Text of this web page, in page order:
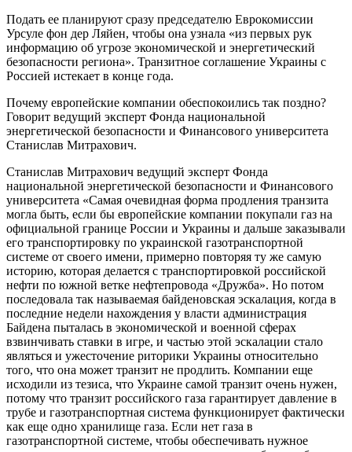
Подать ее планируют сразу председателю Еврокомиссии
Урсуле фон дер Ляйен, чтобы она узнала «из первых рук
информацию об угрозе экономической и энергетический
безопасности региона». Транзитное соглашение Украины с
Россией истекает в конце года.
Почему европейские компании обеспокоились так поздно?
Говорит ведущий эксперт Фонда национальной
энергетической безопасности и Финансового университета
Станислав Митрахович.
Станислав Митрахович ведущий эксперт Фонда
национальной энергетической безопасности и Финансового
университета «Самая очевидная форма продления транзита
могла быть, если бы европейские компании покупали газ на
официальной границе России и Украины и дальше заказывали
его транспортировку по украинской газотранспортной
системе от своего имени, примерно повторяя ту же самую
историю, которая делается с транспортировкой российской
нефти по южной ветке нефтепровода «Дружба». Но потом
последовала так называемая байденовская эскалация, когда в
последние недели нахождения у власти администрация
Байдена пыталась в экономической и военной сферах
взвинчивать ставки в игре, и частью этой эскалации стало
являться и ужесточение риторики Украины относительно
того, что она может транзит не продлить. Компании еще
исходили из тезиса, что Украине самой транзит очень нужен,
потому что транзит российского газа гарантирует давление в
трубе и газотранспортная система функционирует фактически
как еще одно хранилище газа. Если нет газа в
газотранспортной системе, чтобы обеспечивать нужное